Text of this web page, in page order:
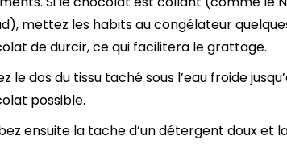
mettez les habits au congélateur
de durcir, ce qui facilitera le grattage.
le dos du tissu taché sous l’eau froide
possible.
ensuite la tache d’un détergent doux et